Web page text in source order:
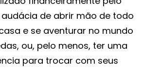
de abrir mão de todo
e se aventurar no mundo
ou, pelo menos, ter uma
para trocar com seus